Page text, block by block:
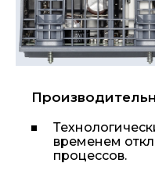
временем
процессов.